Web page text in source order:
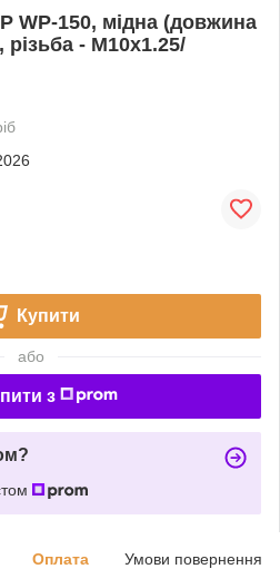
WP-150, мідна (довжина
- М10х1.25/
Купити
або
з
Оплата Умови повернення